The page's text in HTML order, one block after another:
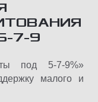
7-9
под 5-7-9%»
малого и